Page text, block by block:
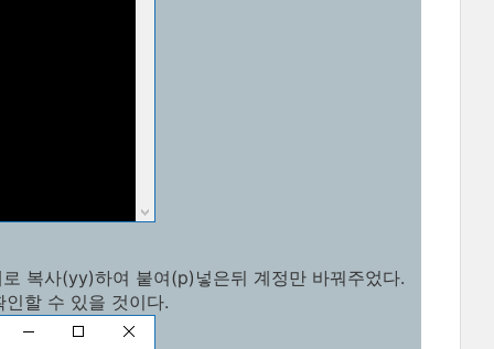
복사(yy)하여 붙여(p)넣은뒤 계정만 바꿔주었다.
할 수 있을 것이다.